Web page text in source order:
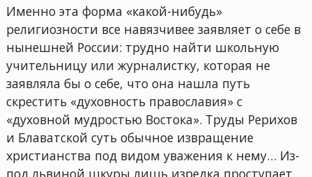
Именно эта форма «какой-нибудь»
религиозности все навязчивее заявляет о себе в
нынешней России: трудно найти школьную
учительницу или журналистку, которая не
заявляла бы о себе, что она нашла путь
скрестить «духовность православия» с
«духовной мудростью Востока». Труды Рерихов
и Блаватской суть обычное извращение
христианства под видом уважения к нему… Из-